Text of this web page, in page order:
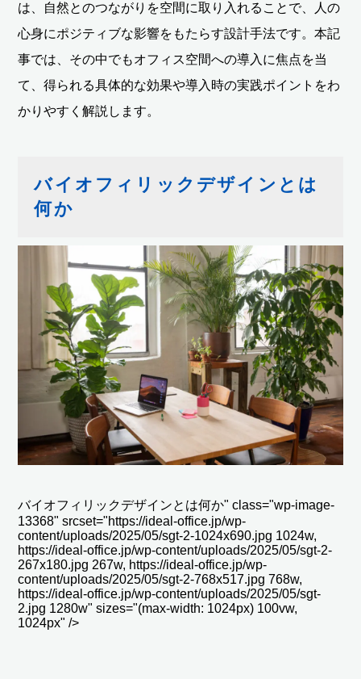
は、自然とのつながりを空間に取り入れることで、人の
心身にポジティブな影響をもたらす設計手法です。本記
事では、その中でもオフィス空間への導入に焦点を当
て、得られる具体的な効果や導入時の実践ポイントをわ
かりやすく解説します。
バイオフィリックデザインとは
何か
バイオフィリックデザインとは何か" class="wp-image-
13368" srcset="https://ideal-office.jp/wp-
content/uploads/2025/05/sgt-2-1024x690.jpg 1024w,
https://ideal-office.jp/wp-content/uploads/2025/05/sgt-2-
267x180.jpg 267w, https://ideal-office.jp/wp-
content/uploads/2025/05/sgt-2-768x517.jpg 768w,
https://ideal-office.jp/wp-content/uploads/2025/05/sgt-
2.jpg 1280w" sizes="(max-width: 1024px) 100vw,
1024px" />